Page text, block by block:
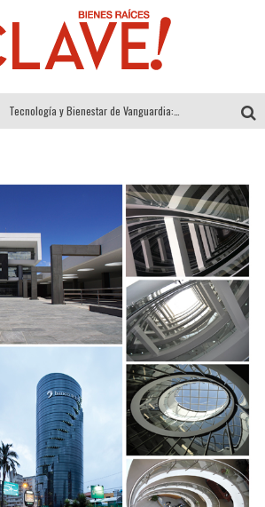
Alexandra Bedoya – La Constancia detrás de La Paletería
El Despertar de la Calidez: Acabados Dorados de FV para Elevar tu Espacio